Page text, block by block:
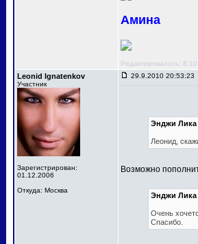
Амина
Редактировалось:
Leonid Ignatenkov
Участник
Зарегистрирован:
01.12.2006
Откуда: Москва
29.9.2010 20:53:23
Энджи Лика
Леонид,
Возможно
Энджи Лика
Очень
Спасибо.